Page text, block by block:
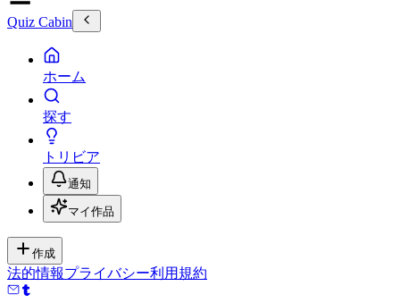
Quiz Cabin
ホーム
探す
トリビア
通知
マイ作品
作成
法的情報プライバシー利用規約